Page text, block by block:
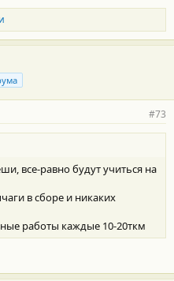
#73
все-равно будут учиться на
в сборе и никаких
работы каждые 10-20ткм